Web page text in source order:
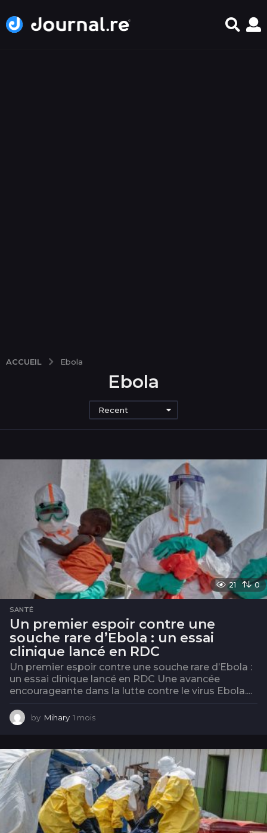
ACCUEIL Ebola
Ebola
Recent
21 0
SANTÉ
Un premier espoir contre une
souche rare d’Ebola : un essai
clinique lancé en RDC
Un premier espoir contre une souche rare d’Ebola :
un essai clinique lancé en RDC Une avancée
encourageante dans la lutte contre le virus Ebola....
by Mihary 1 mois
i
s